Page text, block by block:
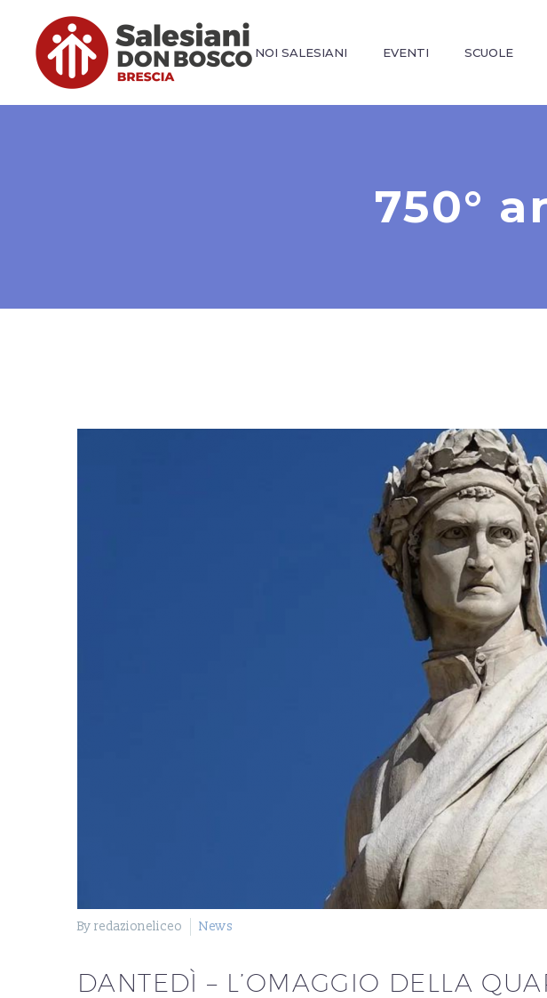
NOI SALESIANI EVENTI SCUOLE
750°
By redazioneliceo News
DANTEDÌ – L’OMAGGIO DELLA